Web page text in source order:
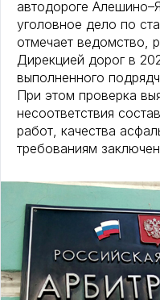
автодороге
уголовное дело по
отмечает ведомство,
Дирекцией дорог в
выполненного
При этом проверка
несоответствия
работ, качества
требованиям